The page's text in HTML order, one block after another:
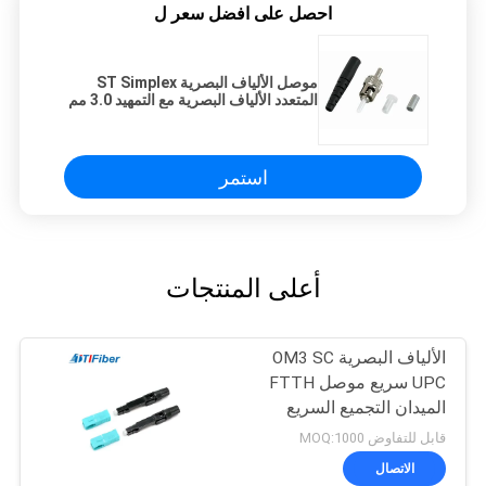
احصل على افضل سعر ل
موصل الألياف البصرية ST Simplex
المتعدد الألياف البصرية مع التمهيد 3.0 مم
استمر
أعلى المنتجات
الألياف البصرية OM3 SC
UPC سريع موصل FTTH
الميدان التجميع السريع
قابل للتفاوض MOQ:1000
الاتصال